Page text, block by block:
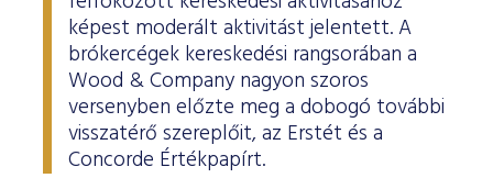
képest moderált aktivitást jelentett. A
brókercégek kereskedési rangsorában a
Wood & Company nagyon szoros
versenyben előzte meg a dobogó további
visszatérő szereplőit, az Erstét és a
Concorde Értékpapírt.